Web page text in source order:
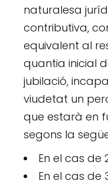
naturalesa
contributiva,
equivalent al
quantia inicial
jubilació,
viudetat un
que estarà en
segons la
En el cas de
En el cas de